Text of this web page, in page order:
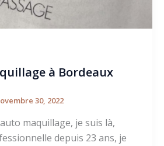
à Bordeaux
30, 2022
maquillage, je suis là,
depuis 23 ans, je